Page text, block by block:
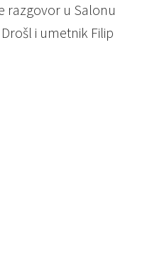
razgovor u Salonu
i umetnik Filip